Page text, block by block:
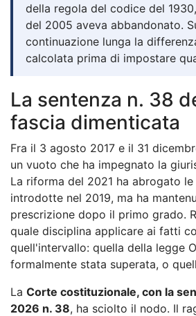
della regola del codice del
del 2005 aveva abbandonato.
continuazione lunga la
calcolata prima di impostare
La sentenza n. 38
fascia dimenticata
Fra il 3 agosto 2017 e il 31
un vuoto che ha impegnato la
La riforma del 2021 ha abrogato
introdotte nel 2019, ma ha
prescrizione dopo il primo grado.
quale disciplina applicare ai fatti
quell'intervallo: quella della legge
formalmente stata superata, o
La Corte costituzionale, con la
2026 n. 38, ha sciolto il nodo. Il